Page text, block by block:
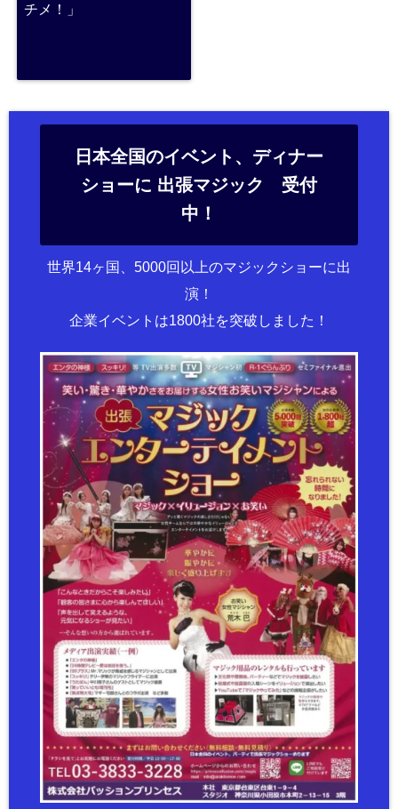
チメ！」
日本全国のイベント、ディナー
ショーに 出張マジック 受付
中！
世界14ヶ国、5000回以上のマジックショーに出
演！
企業イベントは1800社を突破しました！